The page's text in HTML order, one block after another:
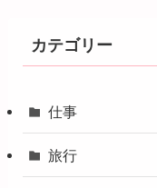
カテゴリー
仕事
旅行